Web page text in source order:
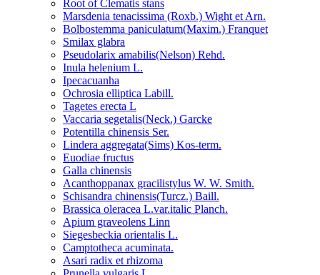
Root of Clematis stans
Marsdenia tenacissima (Roxb.) Wight et Arn.
Bolbostemma paniculatum(Maxim.) Franquet
Smilax glabra
Pseudolarix amabilis(Nelson) Rehd.
Inula helenium L.
Ipecacuanha
Ochrosia elliptica Labill.
Tagetes erecta L
Vaccaria segetalis(Neck.) Garcke
Potentilla chinensis Ser.
Lindera aggregata(Sims) Kos-term.
Euodiae fructus
Galla chinensis
Acanthoppanax gracilistylus W. W. Smith.
Schisandra chinensis(Turcz.) Baill.
Brassica oleracea L.var.italic Planch.
Apium graveolens Linn
Siegesbeckia orientalis L.
Camptotheca acuminata.
Asari radix et rhizoma